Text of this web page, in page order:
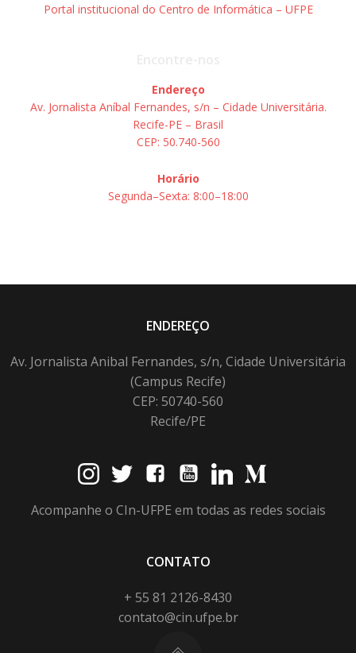
Portal institucional do Centro de Informática – UFPE
Endereço
Av. Jornalista Aníbal Fernandes, s/n – Cidade Universitária.
Recife-PE – Brasil
CEP: 50.740-560
Horário
Segunda–Sexta: 8:00–18:00
ENDEREÇO
Av. Jornalista Anibal Fernandes, s/n, Cidade Universitária
(Campus Recife)
CEP: 50740-560
Recife/PE
Acompanhe o CIn-UFPE em todas as redes sociais
CONTATO
+ 55 81 2126-8430
contato@cin.ufpe.br